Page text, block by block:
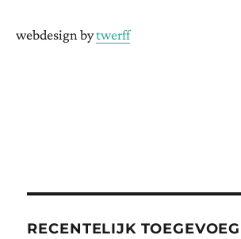
webdesign bytwerff
RECENTELIJK